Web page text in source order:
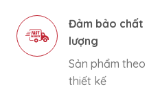
Đảm bảo chất
lượng
Sản phẩm theo
thiết kế